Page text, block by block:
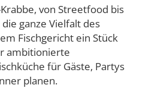
von Streetfood bis
ganze Vielfalt des
Fischgericht ein Stück
ambitionierte
für Gäste, Partys
planen.